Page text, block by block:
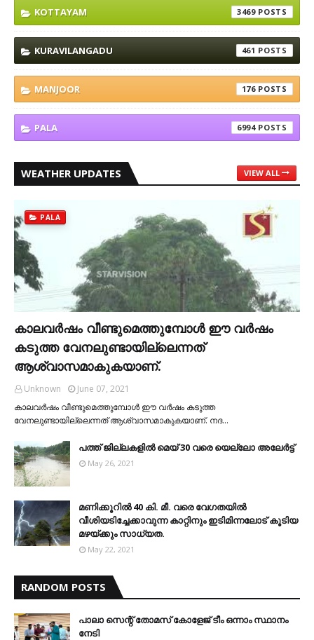
KOTTAYAM 3469
KURAVILANGADU 461
MANJOOR 176
PALA 6994
WEATHER UPDATES VIEW ALL
PALA
കാലവര്‍ഷം വീണ്ടുമെത്തുമ്പോള്‍ ഈ വര്‍ഷം
കടുത്ത വേനലുണ്ടായില്ലെന്നത്
ആശ്വാസമാകുകയാണ്.
Unknown
June 07, 2021
കാലവര്‍ഷം വീണ്ടുമെത്തുമ്പോള്‍ ഈ വര്‍ഷം കടുത്ത
വേനലുണ്ടായില്ലെന്നത് ആശ്വാസമാകുകയാണ്. നദ…
പത്ത് ജില്ലകളില്‍ മെയ് 30 വരെ യെല്ലോ അലേര്‍ട്ട്
May 26, 2021
മണിക്കൂറിൽ 40 കി. മീ. വരെ വേഗതയിൽ
വീശിയടിച്ചേക്കാവുന്ന കാറ്റിനും ഇടിമിന്നലോട് കൂടിയ
മഴയ്ക്കും സാധ്യത.
May 22, 2021
RANDOM POSTS
പാലാ സെന്റ് തോമസ് കോളേജ് ടീം ഒന്നാം സ്ഥാനം
നേടി